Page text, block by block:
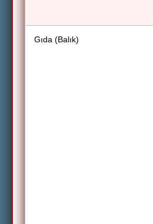
Gıda (Balık)